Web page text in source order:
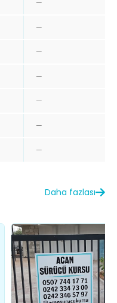
—
—
—
—
—
—
—
Daha fazlası